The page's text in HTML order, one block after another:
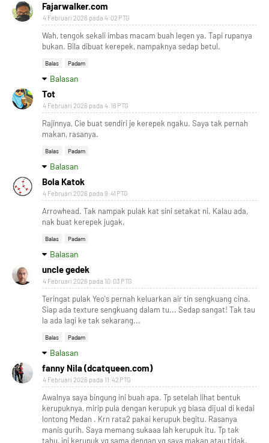
Fajarwalker.com
4 Februari 2026 pada 4:02 PTG
Wah, tengok sekali imbas macam buah legen ya. Tapi rupanya
bukan. Bila dibuat kerepek, nampaknya sedap betul.
Balas Padam
Balasan
Tot
4 Februari 2026 pada 4:16 PTG
Rajinnya, Cie buat sendiri je kerepek ngaku. Saya tak pernah
makan, rasanya.
Balas Padam
Balasan
Bola Katok
4 Februari 2026 pada 9:41 PTG
Arrowhead. Tak nampak pulak kat sini setakat ni. Kalau ada,
nak buat kerepek jugak.
Balas Padam
Balasan
uncle gedek
4 Februari 2026 pada 10:03 PTG
Teringat pulak Yeo's pernah keluarkan air tin sengkuang cina.
Siap ada texture sengkuang dalam tu... Sedap sangat! Tak tau
la ada lagi ke tak sekarang...
Balas Padam
Balasan
fanny Nila (dcatqueen.com)
4 Februari 2026 pada 11:42 PTG
Awalnya saya bingung ini buah apa. Tp setelah lihat bentuk
kerupuknya, mirip pula dengan kerupuk yg biasa dijual di kedai
lontong Medan . Krn rata2 pakai kerupuk begitu. Rasanya
manis gurih. Saya memang sukaaa lah kerupuk itu. Tp tak
tahu, ini kerupuk yg sama dengan yg saya makan atau tidak.